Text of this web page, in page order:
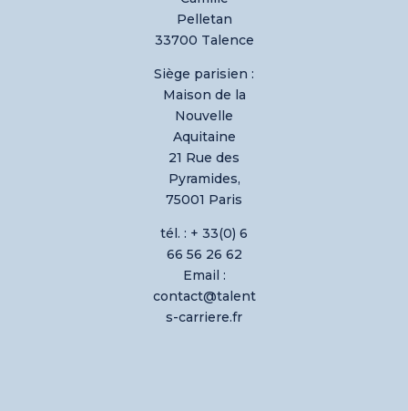
Pelletan
33700 Talence
Siège parisien :
Maison de la
Nouvelle
Aquitaine
21 Rue des
Pyramides,
75001 Paris
tél. : + 33(0) 6
66 56 26 62
Email :
contact@talent
s-carriere.fr